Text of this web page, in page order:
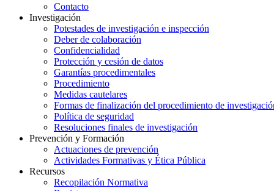
Contacto
Investigación
Potestades de investigación e inspección
Deber de colaboración
Confidencialidad
Protección y cesión de datos
Garantías procedimentales
Procedimiento
Medidas cautelares
Formas de finalización del procedimiento de
Política de seguridad
Resoluciones finales de investigación
Prevención y Formación
Actuaciones de prevención
Actividades Formativas y Ética Pública
Recursos
Recopilación Normativa